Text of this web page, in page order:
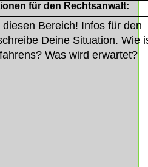
für den Rechtsanwalt: